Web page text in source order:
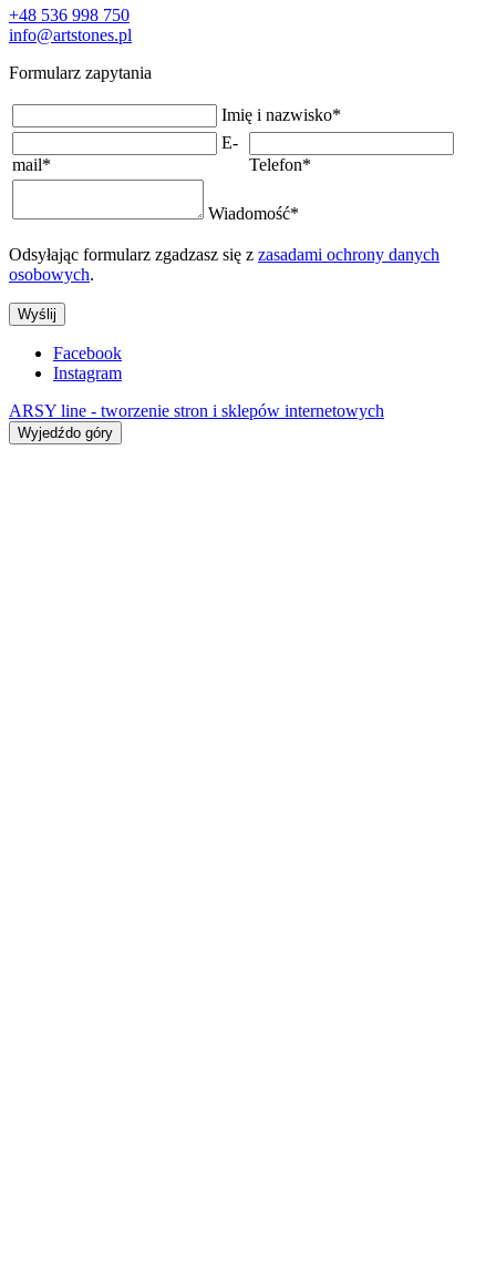
+48 536 998 750
info@artstones.pl
Formularz zapytania
Imię i nazwisko*
E-
mail* Telefon*
Wiadomość*
Odsyłając formularz zgadzasz się z zasadami ochrony danych
osobowych.
Wyślij
Facebook
Instagram
ARSY line - tworzenie stron i sklepów internetowych
Wyjedźdo góry